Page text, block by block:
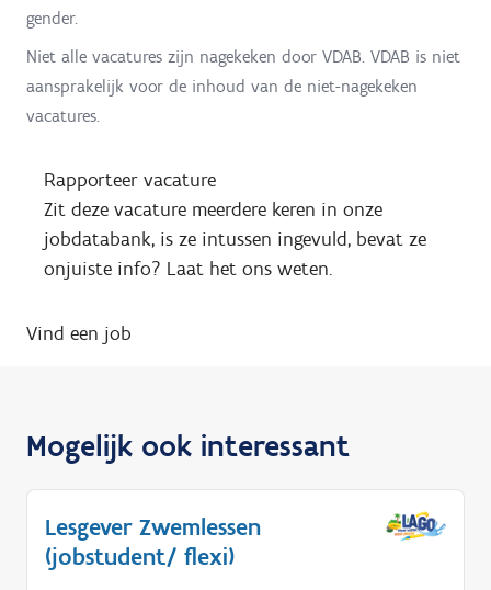
gender.
Niet alle vacatures zijn nagekeken door VDAB. VDAB is niet
aansprakelijk voor de inhoud van de niet-nagekeken
vacatures.
Rapporteer vacature
Zit deze vacature meerdere keren in onze
jobdatabank, is ze intussen ingevuld, bevat ze
onjuiste info? Laat het ons weten.
Vind een job
Mogelijk ook interessant
Lesgever Zwemlessen
(jobstudent/ flexi)